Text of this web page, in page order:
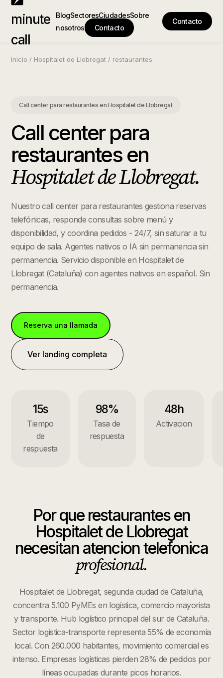
minute
call
BlogSectoresCiudadesSobre
nosotros
Contacto
Contacto
Inicio / Hospitalet de Llobregat / restaurantes
Call center para restaurantes en Hospitalet de Llobregat
Call center para
restaurantesen
Hospitalet de Llobregat.
Nuestro call center para restaurantes gestiona reservas
telefónicas, responde consultas sobre menú y
disponibilidad, y coordina pedidos - 24/7, sin saturar a tu
equipo de sala. Agentes nativos o IA sin permanencia sin
permanencia. Servicio disponible en Hospitalet de
Llobregat(Cataluña) con agentes nativos en español. Sin
permanencia.
Reserva una llamada
Ver landing completa
15s
Tiempo
de
respuesta
98%
Tasa de
respuesta
48h
Activacion
Por que restaurantesen
Hospitalet de Llobregat
necesitan atencion telefonica
profesional.
Hospitalet de Llobregat, segunda ciudad de Cataluña,
concentra 5.100 PyMEs en logística, comercio mayorista
y transporte. Hub logístico principal del sur de Cataluña.
Sector logística-transporte representa 55% de economía
local. Con 260.000 habitantes, movimiento comercial es
intenso. Empresas logísticas pierden 28% de pedidos por
líneas ocupadas durante picos horarios.